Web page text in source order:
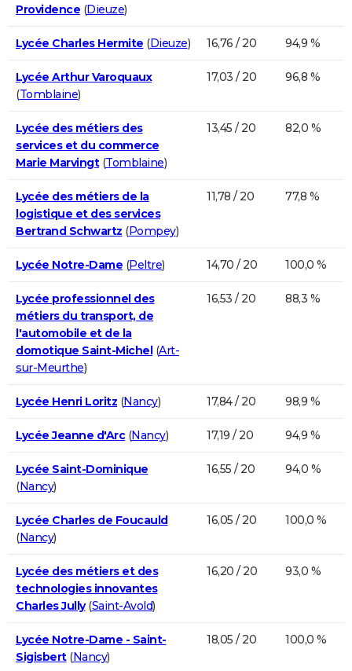
Providence (Dieuze)
Lycée Charles Hermite (Dieuze) 16,76 / 20 94,9 %
Lycée Arthur Varoquaux
(Tomblaine)
17,03 / 20 96,8 %
Lycée des métiers des
services et du commerce
Marie Marvingt(Tomblaine)
13,45 / 20 82,0 %
Lycée des métiers de la
logistique et des services
Bertrand Schwartz (Pompey)
11,78 / 20 77,8 %
Lycée Notre-Dame (Peltre) 14,70 / 20 100,0 %
Lycée professionnel des
métiers du transport, de
l'automobile et de la
domotique Saint-Michel(Art-
sur-Meurthe)
16,53 / 20 88,3 %
Lycée Henri Loritz (Nancy) 17,84 / 20 98,9 %
Lycée Jeanne d'Arc(Nancy) 17,19 / 20 94,9 %
Lycée Saint-Dominique
(Nancy)
16,55 / 20 94,0 %
Lycée Charles de Foucauld
(Nancy)
16,05 / 20 100,0 %
Lycée des métiers et des
technologies innovantes
Charles Jully(Saint-Avold)
16,20 / 20 93,0 %
Lycée Notre-Dame - Saint-
Sigisbert(Nancy)
18,05 / 20 100,0 %